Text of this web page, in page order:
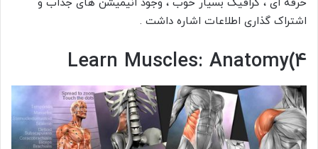
حرفه ای ، گرافیک بسیار خوب ، وجود انیمیشن های جذاب و
اشتراک گذاری اطلاعات اشاره داشت .
Learn Muscles: Anatomy(4